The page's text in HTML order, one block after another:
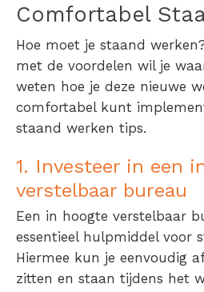
Comfortabel
Hoe moet je staand
met de voordelen wil je
weten hoe je deze nieuwe
comfortabel kunt
staand werken tips.
1. Investeer in een
verstelbaar bureau
Een in hoogte verstelbaar
essentieel hulpmiddel voor
Hiermee kun je eenvoudig
zitten en staan tijdens het